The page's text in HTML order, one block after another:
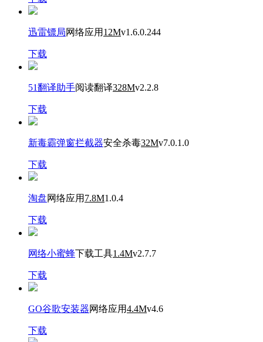
迅雷镖局网络应用 12Mv1.6.0.244
下载
51翻译助手阅读翻译328Mv2.2.8
下载
新毒霸弹窗拦截器安全杀毒32Mv7.0.1.0
下载
淘盘网络应用 7.8M1.0.4
下载
网络小蜜蜂下载工具1.4Mv2.7.7
下载
GO谷歌安装器网络应用4.4Mv4.6
下载